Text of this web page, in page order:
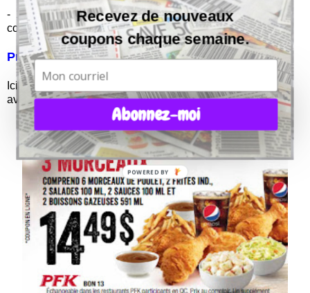
- 18 morceaux de poulet, frites gr. et 2 salades 250 ml (2
coupons)
Promos sans coupons:
Ici tout dépend de la période. Dans ces offres vous allez
avoir accès à des repas comme ça:
Abonnez-moi
Recevez de nouveaux
coupons chaque semaine.